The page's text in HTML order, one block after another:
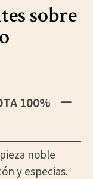
sobre
100%
noble
y especias.